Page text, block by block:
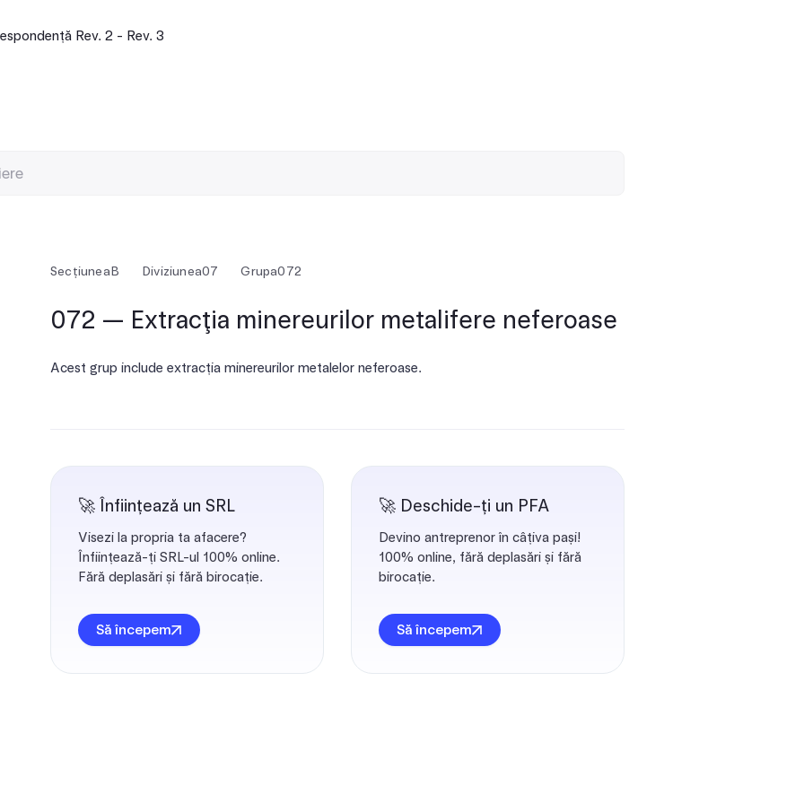
Rev. 2 - Rev. 3
SecțiuneaB Diviziunea07 Grupa072
072 — Extracţia minereurilor metalifere neferoase
Acest grup include extracția minereurilor metalelor neferoase.
🚀 Înființează un SRL
Visezi la propria ta afacere?
Înființează-ți SRL-ul 100% online.
Fără deplasări și fără birocație.
Să începem
🚀 Deschide-ți un PFA
Devino antreprenor în câțiva pași!
100% online, fără deplasări și fără
birocație.
Să începem